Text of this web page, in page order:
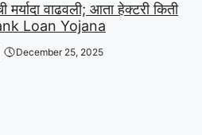
मर्यादा वाढवली; आता हेक्टरी किती
Loan Yojana
December 25, 2025